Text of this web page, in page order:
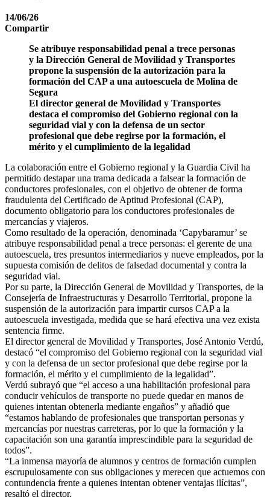
14/06/26
Compartir
Se atribuye responsabilidad penal a trece personas
y la Dirección General de Movilidad y Transportes
propone la suspensión de la autorización para la
formación del CAP a una autoescuela de Molina de
Segura
El director general de Movilidad y Transportes
destaca el compromiso del Gobierno regional con la
seguridad vial y con la defensa de un sector
profesional que debe regirse por la formación, el
mérito y el cumplimiento de la legalidad
La colaboración entre el Gobierno regional y la Guardia Civil ha
permitido destapar una trama dedicada a falsear la formación de
conductores profesionales, con el objetivo de obtener de forma
fraudulenta del Certificado de Aptitud Profesional (CAP),
documento obligatorio para los conductores profesionales de
mercancías y viajeros.
Como resultado de la operación, denominada ‘Capybaramur’ se
atribuye responsabilidad penal a trece personas: el gerente de una
autoescuela, tres presuntos intermediarios y nueve empleados, por la
supuesta comisión de delitos de falsedad documental y contra la
seguridad vial.
Por su parte, la Dirección General de Movilidad y Transportes, de la
Consejería de Infraestructuras y Desarrollo Territorial, propone la
suspensión de la autorización para impartir cursos CAP a la
autoescuela investigada, medida que se hará efectiva una vez exista
sentencia firme.
El director general de Movilidad y Transportes, José Antonio Verdú,
destacó “el compromiso del Gobierno regional con la seguridad vial
y con la defensa de un sector profesional que debe regirse por la
formación, el mérito y el cumplimiento de la legalidad”.
Verdú subrayó que “el acceso a una habilitación profesional para
conducir vehículos de transporte no puede quedar en manos de
quienes intentan obtenerla mediante engaños” y añadió que
“estamos hablando de profesionales que transportan personas y
mercancías por nuestras carreteras, por lo que la formación y la
capacitación son una garantía imprescindible para la seguridad de
todos”.
“La inmensa mayoría de alumnos y centros de formación cumplen
escrupulosamente con sus obligaciones y merecen que actuemos con
contundencia frente a quienes intentan obtener ventajas ilícitas”,
resaltó el director.